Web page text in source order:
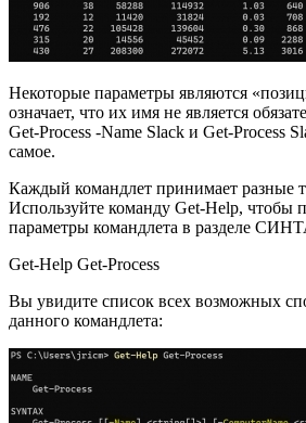
Некоторые параметры являются
означает, что их имя не является
Get-Process -Name Slack и Get-Process
самое.
Каждый командлет принимает разные
Используйте команду Get-Help, чтобы
параметры командлета в разделе
Get-Help Get-Process
Вы увидите список всех возможных
данного командлета: